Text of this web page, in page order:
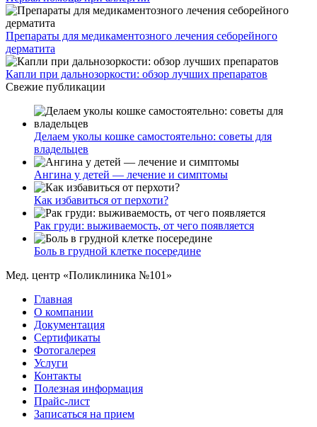
Препараты для медикаментозного лечения себорейного
дерматита
Капли при дальнозоркости: обзор лучших препаратов
Свежие публикации
Делаем уколы кошке самостоятельно: советы для
владельцев
Ангина у детей — лечение и симптомы
Как избавиться от перхоти?
Рак груди: выживаемость, от чего появляется
Боль в грудной клетке посередине
Мед. центр «Поликлиника №101»
Главная
О компании
Документация
Сертификаты
Фотогалерея
Услуги
Контакты
Полезная информация
Прайс-лист
Записаться на прием